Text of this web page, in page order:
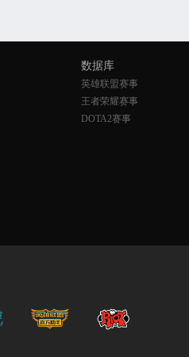
数据库
英雄联盟赛事
王者荣耀赛事
DOTA2赛事